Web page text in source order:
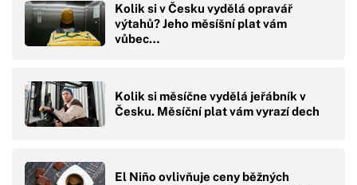
Kolik si v Česku vydělá opravář
výtahů? Jeho měsíšní plat vám
vůbec…
Kolik si měsíčne vydělá jeřábník v
Česku. Měsíční plat vám vyrazí dech
El Niño ovlivňuje ceny běžných